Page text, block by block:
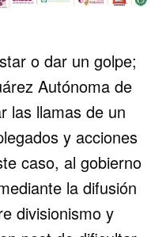
o dar un golpe;
Autónoma de
las llamas de un
y acciones
caso, al gobierno
la difusión
divisionismo y